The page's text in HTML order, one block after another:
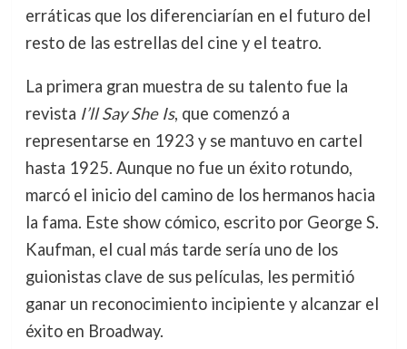
erráticas que los diferenciarían en el futuro del
resto de las estrellas del cine y el teatro.
La primera gran muestra de su talento fue la
revista I’ll Say She Is, que comenzó a
representarse en 1923 y se mantuvo en cartel
hasta 1925. Aunque no fue un éxito rotundo,
marcó el inicio del camino de los hermanos hacia
la fama. Este show cómico, escrito por George S.
Kaufman, el cual más tarde sería uno de los
guionistas clave de sus películas, les permitió
ganar un reconocimiento incipiente y alcanzar el
éxito en Broadway.